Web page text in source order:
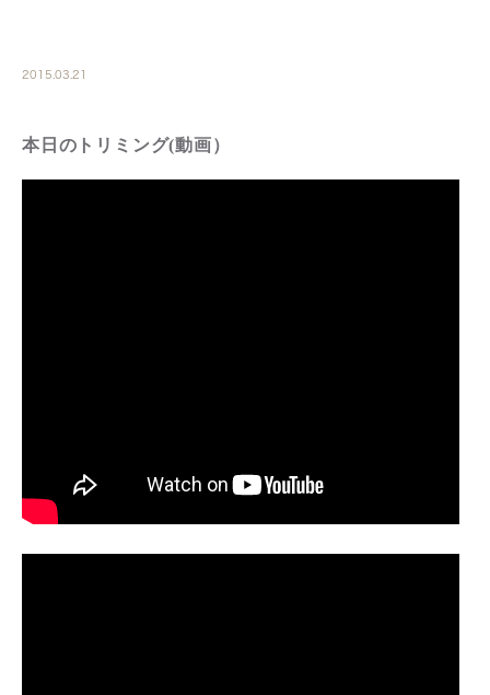
2015.03.21
本日のトリミング(動画）